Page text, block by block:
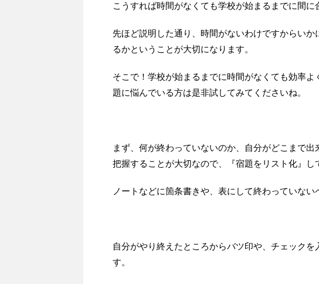
こうすれば時間がなくても学校が始まるまでに間に
先ほど説明した通り、時間がないわけですからい
るかということが大切になります。
そこで！学校が始まるまでに時間がなくても効率
題に悩んでいる方は是非試してみてくださいね。
まず、何が終わっていないのか、自分がどこまで
把握することが大切なので、『宿題をリスト化』し
ノートなどに箇条書きや、表にして終わっていない
自分がやり終えたところからバツ印や、チェック
す。